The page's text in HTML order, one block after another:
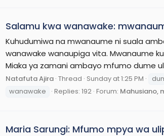
Salamu kwa wanawake:
Kuhudumiwa na mwanaume ni suala
wanawake wanaupiga vita. Mwanaume
Miaka ya zamani ambayo mfumo dume
Natafuta Ajira Thread Sunday at 1:25 PM
wanawake
Replies: 192 Forum: Mahusiano,
Maria Sarungi: Mfumo mpya wa